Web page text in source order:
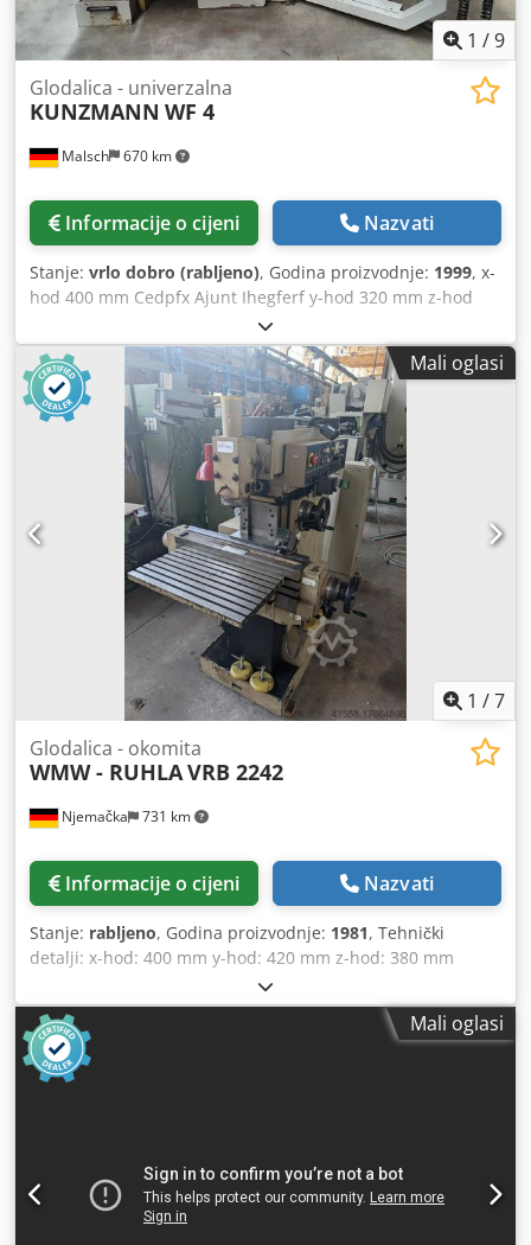
1 /9
Malsch 670 km
Glodalica - univerzalna
KUNZMANN WF 4
Informacije o cijeni Nazvati
Stanje: vrlo dobro (rabljeno), Godina proizvodnje: 1999, x-
hod 400 mm Cedpfx Ajunt Ihegferf y-hod 320 mm z-hod
400 mm HEIDENHAIN TNC 410 upravljanje Brzine vretena -
kontinuirano promjenjive 0 - 4000 o/min Hod pinole 60 mm
Držač alata SK 40 Stezna površina stola 650 x 350 mm
Ukupna potrebna snaga 6,5 kW Težina stroja cca 1,8 t
Potreban prostor cca 2,5 x 1,8 x 2,0 m Električni ručni kotač
HR 410 Sonda MP 11, automatsko mjerenje alata TT 120
Kabina, držači alata,...
Mali oglasi
1 /7
Njemačka 731 km
Glodalica - okomita
WMW - RUHLAVRB 2242
Informacije o cijeni Nazvati
Stanje: rabljeno, Godina proizvodnje: 1981, Tehnički
detalji: x-hod: 400 mm y-hod: 420 mm z-hod: 380 mm
Površina stola: 710 x 400 mm max.nosivost stola: 120 kg
Raspon brzine: 45 - 2240 / 18 okretaja u minuti
Kontinuirano uvlačenje: 6,3 - 600 / 2 koraka mm/min
Vertikalni hod perola: 100 mm Hod perola: horizontalno:
100 mm Montaža vretena: okomito/vodoravno: SK 40/SK40
Ukupna potrebna snaga: 5,5 kW Težina stroja cca: 1,95 kg
Dimenzije stroja DxŠxV: 1,7 x 1,4 x 1,9 m Dimenzije
upravljačkog ormara: 850x500x1500 mm Uključuje noge
Mali oglasi